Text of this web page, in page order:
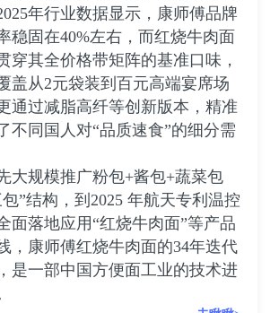
年行业数据显示，康师傅品牌
稳固在40%左右，而红烧牛肉面
穿其全价格带矩阵的基准口味，
盖从2元袋装到百元高端宴席场
通过减脂高纤等创新版本，精准
不同国人对“品质速食”的细分需
大规模推广粉包+酱包+蔬菜包
包”结构，到2025 年航天专利温控
面落地应用“红烧牛肉面”等产品
，康师傅红烧牛肉面的34年迭代
是一部中国方便面工业的技术进